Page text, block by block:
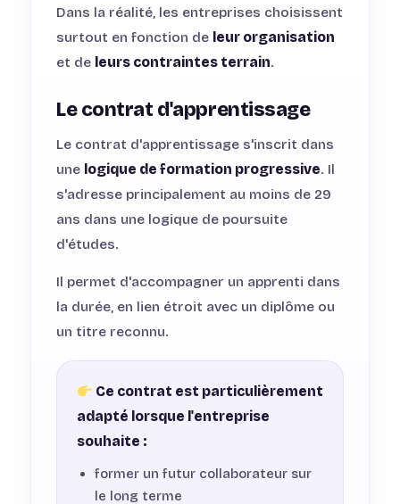
Dans la réalité, les entreprises choisissent
surtout en fonction de leur organisation
et de leurs contraintes terrain.
Le contrat d'apprentissage
Le contrat d'apprentissage s'inscrit dans
une logique de formation progressive. Il
s'adresse principalement au moins de 29
ans dans une logique de poursuite
d'études.
Il permet d'accompagner un apprenti dans
la durée, en lien étroit avec un diplôme ou
un titre reconnu.
Ce contrat est particulièrement
adapté lorsque l'entreprise
souhaite :
former un futur collaborateur sur
le long terme